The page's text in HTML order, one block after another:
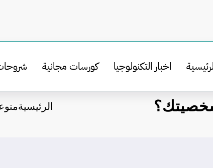
اخبار التكنولوجيا كورسات مجانية
الرئيسية